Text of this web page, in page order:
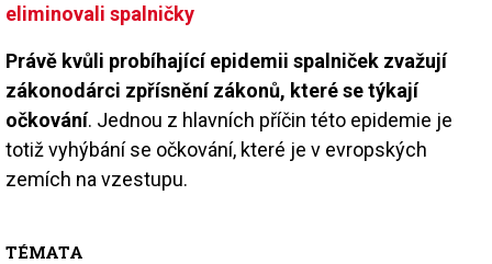
eliminovali spalničky
Právě kvůli probíhající epidemii spalniček zvažují
zákonodárci zpřísnění zákonů, které se týkají
očkování. Jednou z hlavních příčin této epidemie je
totiž vyhýbání se očkování, které je v evropských
zemích na vzestupu.
TÉMATA